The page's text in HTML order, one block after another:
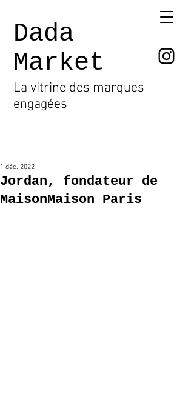
La vitrine des marques
engagées
Dada
Market
Jordan, fondateur de
MaisonMaison Paris
1 déc. 2022